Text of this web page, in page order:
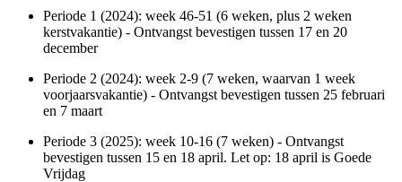
Periode 1 (2024): week 46-51 (6 weken, plus 2 weken
kerstvakantie) - Ontvangst bevestigen tussen 17 en 20
december
Periode 2 (2024): week 2-9 (7 weken, waarvan 1 week
voorjaarsvakantie) - Ontvangst bevestigen tussen 25 februari
en 7 maart
Periode 3 (2025): week 10-16 (7 weken) - Ontvangst
bevestigen tussen 15 en 18 april. Let op: 18 april is Goede
Vrijdag